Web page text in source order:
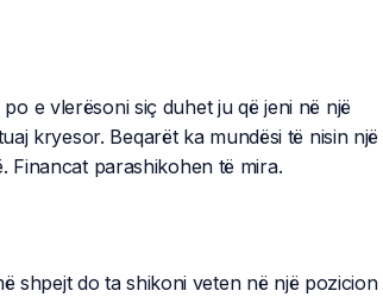
e vlerësoni siç duhet ju që jeni në një
kryesor. Beqarët ka mundësi të nisin një
Financat parashikohen të mira.
shpejt do ta shikoni veten në një pozicion